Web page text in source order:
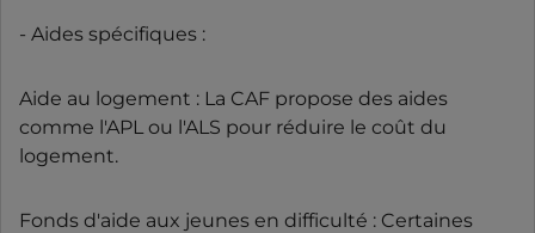
- Aides spécifiques :
Aide au logement : La CAF propose des aides
comme l'APL ou l'ALS pour réduire le coût du
logement.
Fonds d'aide aux jeunes en difficulté : Certaines